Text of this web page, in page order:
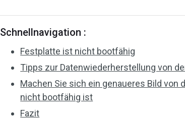
Schnellnavigation :
Festplatte ist nicht bootfähig
Tipps zur Datenwiederherstellung von
Machen Sie sich ein genaueres Bild von
nicht bootfähig ist
Fazit